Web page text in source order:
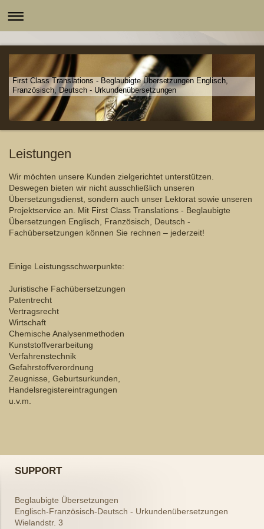
First Class Translations - Beglaubigte Übersetzungen Englisch,
Französisch, Deutsch - Urkundenübersetzungen
Leistungen
Wir möchten unsere Kunden zielgerichtet unterstützen.
Deswegen bieten wir nicht ausschließlich unseren
Übersetzungsdienst, sondern auch unser Lektorat sowie unseren
Projektservice an. Mit First Class Translations - Beglaubigte
Übersetzungen Englisch, Französisch, Deutsch -
Fachübersetzungen können Sie rechnen – jederzeit!
Einige Leistungsschwerpunkte:
Juristische Fachübersetzungen
Patentrecht
Vertragsrecht
Wirtschaft
Chemische Analysenmethoden
Kunststoffverarbeitung
Verfahrenstechnik
Gefahrstoffverordnung
Zeugnisse, Geburtsurkunden,
Handelsregistereintragungen
u.v.m.
SUPPORT
Beglaubigte Übersetzungen
Englisch-Französisch-Deutsch - Urkundenübersetzungen
Wielandstr. 3